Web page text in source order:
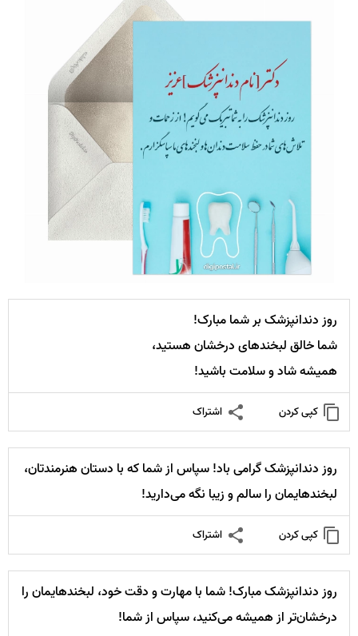
روز دندانپزشک بر شما مبارک!
شما خالق لبخندهای درخشان هستید،
همیشه شاد و سلامت باشید!
کپی کردن اشتراک
روز دندانپزشک گرامی باد! سپاس از شما که با دستان هنرمندتان،
لبخندهایمان را سالم و زیبا نگه می‌دارید!
کپی کردن اشتراک
روز دندانپزشک مبارک! شما با مهارت و دقت خود، لبخندهایمان را
درخشان‌تر از همیشه می‌کنید، سپاس از شما!